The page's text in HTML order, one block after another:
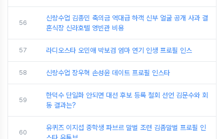
56
신랑수업 김종민 축의금 역대급 하객 신부 얼굴 공개 사과 결
혼식장 신라호텔 영빈관 비용
57 라디오스타 오민애 박보검 엄마 연기 인생 프로필 인스
58 신랑수업 장우혁 손성윤 데이트 프로필 인스타
59
한덕수 단일화 안되면 대선 후보 등록 철회 선언 김문수와 회
동 결과는?
60
유퀴즈 이지섭 중학생 파브르 말벌 조련 김좀말벌 프로필 인